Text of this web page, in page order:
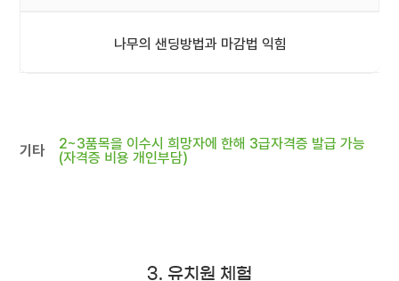
나무의 샌딩방법과 마감법 익힘
기타
2~3품목을 이수시 희망자에 한해 3급자격증 발급 가능
(자격증 비용 개인부담)
3. 유치원 체험